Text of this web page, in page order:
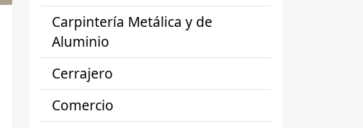
Carpintería Metálica y de
Aluminio
Cerrajero
Comercio